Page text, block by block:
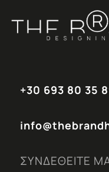
+30 693 80 35
ΣΥΝΔΕΘΕΙΤΕ